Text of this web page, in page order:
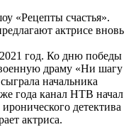
«Рецепты счастья».
актрисе вновь
год. Ко дню победы
драму «Ни шагу
начальника
года канал НТВ начал
детектива
актриса.